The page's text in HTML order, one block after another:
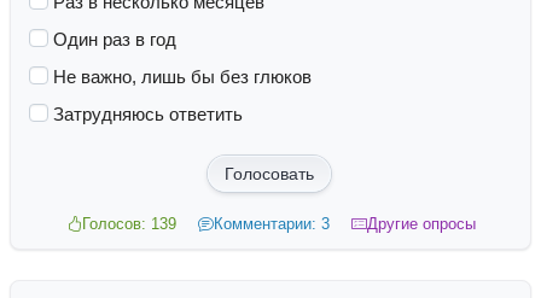
Один раз в год
Не важно, лишь бы без глюков
Затрудняюсь ответить
Голосовать
Голосов: 139 Комментарии: 3 Другие опросы